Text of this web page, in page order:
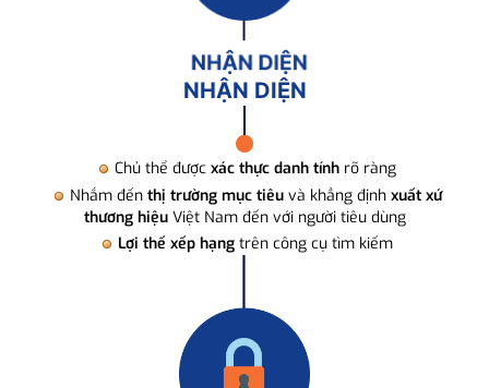
NHẬN DIỆN
Chủ thể được xác thực danh tính rõ ràng
Nhắm đến thị trường mục tiêuvà khẳng định xuất xứ
thương hiệuViệt Nam đến với người tiêu dùng
Lợi thế xếp hạng trên công cụ tìm kiếm